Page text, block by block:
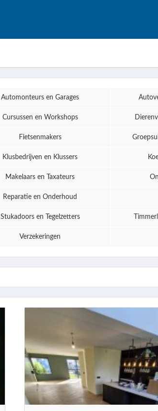
Automonteurs en Garages
Cursussen en Workshops
Fietsenmakers
Klusbedrijven en Klussers
Makelaars en Taxateurs
Reparatie en Onderhoud
Stukadoors en Tegelzetters
Verzekeringen